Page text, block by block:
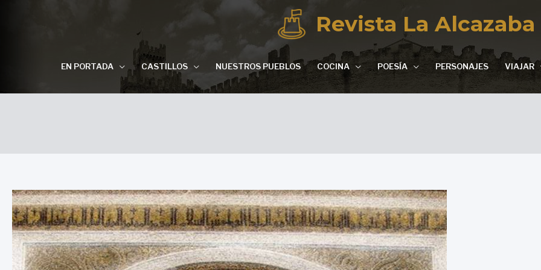
Revista La Alcazaba
EN PORTADA CASTILLOS NUESTROS PUEBLOS COCINA POESÍA PERSONAJES VIAJAR